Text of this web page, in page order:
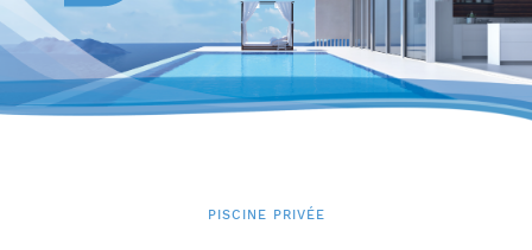
PISCINE PRIVÉE